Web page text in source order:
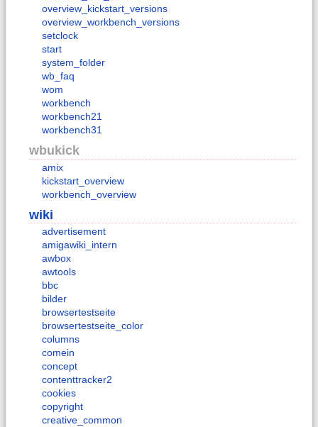
overview_kickstart_versions
overview_workbench_versions
setclock
start
system_folder
wb_faq
wom
workbench
workbench21
workbench31
wbukick
amix
kickstart_overview
workbench_overview
wiki
advertisement
amigawiki_intern
awbox
awtools
bbc
bilder
browsertestseite
browsertestseite_color
columns
comein
concept
contenttracker2
cookies
copyright
creative_common